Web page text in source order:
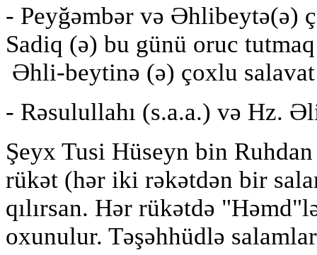
- Peyğəmbər və Əhlibeytə(ə)
Sadiq (ə) bu günü oruc
Əhli-beytinə (ə) çoxlu
- Rəsulullahı (s.a.a.) və Hz.
Şeyx Tusi Hüseyn bin
rükət (hər iki rəkətdən bir
qılırsan. Hər rükətdə
oxunulur. Təşəhhüdlə